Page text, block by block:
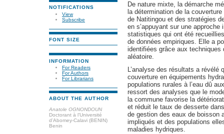
NOTIFICATIONS
View
Subscribe
FONT SIZE
INFORMATION
For Readers
For Authors
For Librarians
ABOUT THE AUTHOR
Anatole OGNONDOUN
Doctorant à l’Université
d’Abomey-Calavi (BENIN)
Benin
De nature mixte, la démarche
la détermination de la
de Natitingou et des stratégies
en s’appuyant sur une
statistiques qui ont été
de données empiriques. Elle a
identifiées grâce aux techniques
aléatoire.
L’analyse des résultats a révélé
couverture en équipements
populations rurales à l’eau dû
ressort des analyses que le
la commune favorise la
et réduit le taux de desserte
de gestion des eaux de boisson
impliqués et des populations
maladies hydriques.